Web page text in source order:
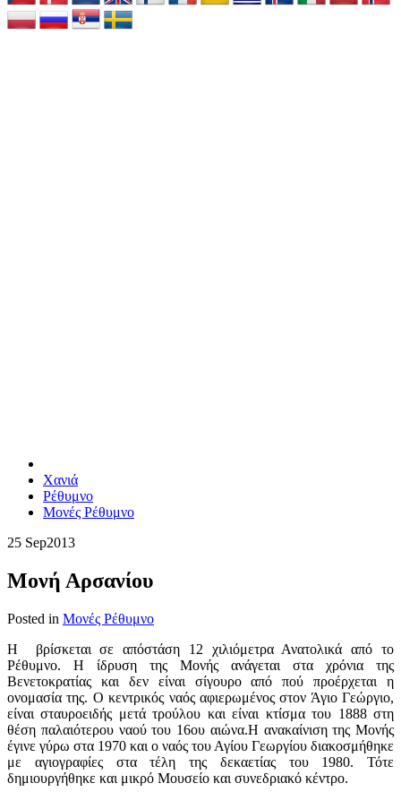
Χανιά
Ρέθυμνο
Μονές Ρέθυμνο
25 Sep2013
Μονή Αρσανίου
Posted in Μονές Ρέθυμνο
Η βρίσκεται σε απόστάση 12 χιλιόμετρα Ανατολικά από το
Ρέθυμνο. Η ίδρυση της Μονής ανάγεται στα χρόνια της
Βενετοκρατίας και δεν είναι σίγουρο από πού προέρχεται η
ονομασία της. Ο κεντρικός ναός αφιερωμένος στον Άγιο Γεώργιο,
είναι σταυροειδής μετά τρούλου και είναι κτίσμα του 1888 στη
θέση παλαιότερου ναού του 16ου αιώνα.Η ανακαίνιση της Μονής
έγινε γύρω στα 1970 και ο ναός του Αγίου Γεωργίου διακοσμήθηκε
με αγιογραφίες στα τέλη της δεκαετίας του 1980. Τότε
δημιουργήθηκε και μικρό Μουσείο και συνεδριακό κέντρο.